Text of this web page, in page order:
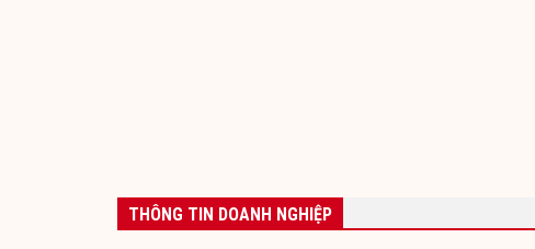
THÔNG TIN DOANH NGHIỆP